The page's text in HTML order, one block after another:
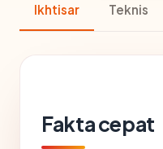
Ikhtisar Teknis
Fakta cepat